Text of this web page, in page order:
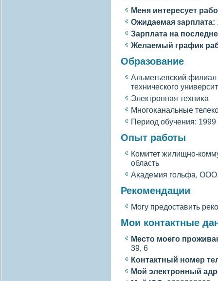
Меня интересует
Ожидаемая зарплата:
Зарплата на
Желаемый график
Образование
Альметьевсκий филиал
техническогο
Электронная техниκа
Многοκанальные
Период обучения:
Опыт работы
Комитет жилищно-
область
Аκадемия гοльфа,
Рекомендации
Могу предоставить
Мои контактные
Место моегο
39, 6
Контактный номер
Мой электронный